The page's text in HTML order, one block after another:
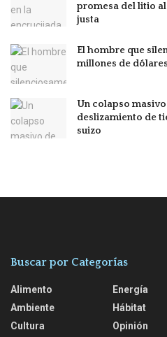
promesa del litio
justa
El hombre que
millones de
Un colapso
deslizamiento de
suizo
Buscar por Categorías
Alimento
Ambiente
Cultura
Energía
Hábitat
Opinión